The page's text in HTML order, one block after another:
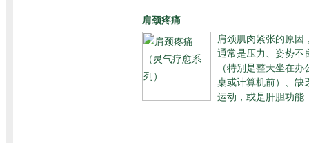
肩颈疼痛
肩颈肌肉紧张的原因
通常是压力、姿势不
（特别是整天坐在办
桌或计算机前）、缺
运动，或是肝胆功能